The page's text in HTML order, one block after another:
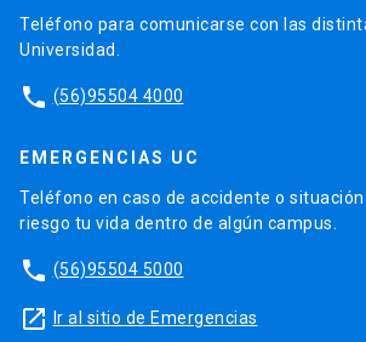
Teléfono para comunicarse con las
Universidad.
phone (56)95504 4000
EMERGENCIAS UC
Teléfono en caso de accidente o
riesgo tu vida dentro de algún campus.
phone (56)95504 5000
launch Ir al sitio de Emergencias